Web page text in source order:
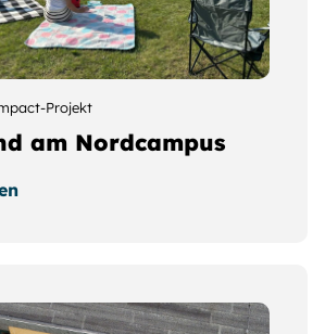
Projekt
am Nordcampus